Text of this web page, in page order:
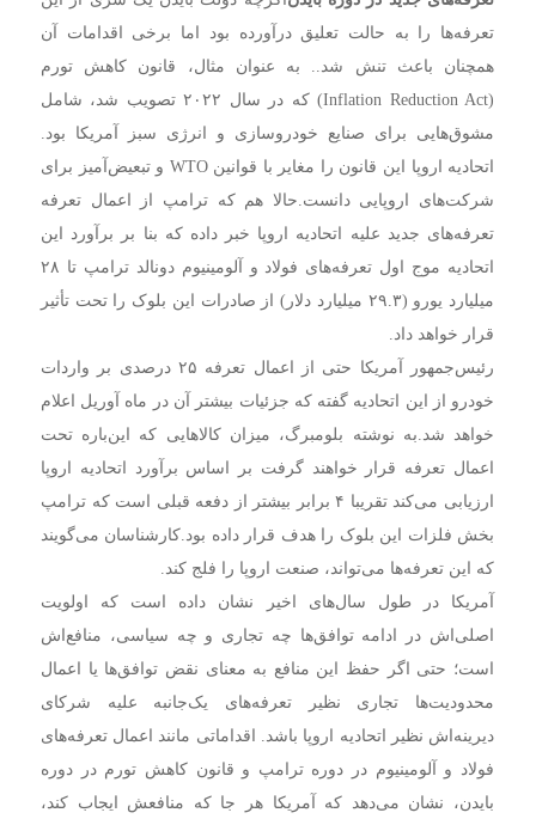
تعرفه‌ها را به حالت تعلیق درآورده بود اما برخی اقدامات آن
همچنان باعث تنش شد.. به عنوان مثال، قانون کاهش تورم
(Inflation Reduction Act) که در سال ۲۰۲۲ تصویب شد، شامل
مشوق‌هایی برای صنایع خودروسازی و انرژی سبز آمریکا بود.
اتحادیه اروپا این قانون را مغایر با قوانین WTO و تبعیض‌آمیز برای
شرکت‌های اروپایی دانست. حالا هم که ترامپ از اعمال تعرفه
تعرفه‌های جدید علیه اتحادیه اروپا خبر داده که بنا بر برآورد این
اتحادیه موج اول تعرفه‌های فولاد و آلومینیوم دونالد ترامپ تا ۲۸
میلیارد یورو (۲۹.۳ میلیارد دلار) از صادرات این بلوک را تحت تأثیر
قرار خواهد داد.
رئیس‌جمهور آمریکا حتی از اعمال تعرفه ۲۵ درصدی بر واردات
خودرو از این اتحادیه گفته که جزئیات بیشتر آن در ماه آوریل اعلام
خواهد شد. به نوشته بلومبرگ، میزان کالاهایی که این‌باره تحت
اعمال تعرفه قرار خواهند گرفت بر اساس برآورد اتحادیه اروپا
ارزیابی می‌کند تقریبا ۴ برابر بیشتر از دفعه قبلی است که ترامپ
بخش فلزات این بلوک را هدف قرار داده بود. کارشناسان می‌گویند
که این تعرفه‌ها می‌تواند، صنعت اروپا را فلج کند.
آمریکا در طول سال‌های اخیر نشان داده است که اولویت
اصلی‌اش در ادامه توافق‌ها چه تجاری و چه سیاسی، منافع‌اش
است؛ حتی اگر حفظ این منافع به معنای نقض توافق‌ها یا اعمال
محدودیت‌ها تجاری نظیر تعرفه‌های یک‌جانبه علیه شرکای
دیرینه‌اش نظیر اتحادیه اروپا باشد. اقداماتی مانند اعمال تعرفه‌های
فولاد و آلومینیوم در دوره ترامپ و قانون کاهش تورم در دوره
بایدن، نشان می‌دهد که آمریکا هر جا که منافعش ایجاب کند،